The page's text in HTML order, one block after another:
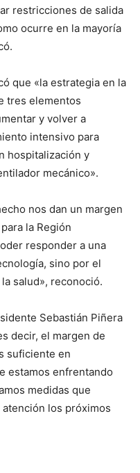
restricciones de salida
ocurre en la mayoría
que «la estrategia en la
tres elementos
y volver a
intensivo para
hospitalización y
mecánico».
nos dan un margen
la Región
responder a una
sino por el
salud», reconoció.
Sebastián Piñera
decir, el margen de
suficiente en
estamos enfrentando
medidas que
los próximos